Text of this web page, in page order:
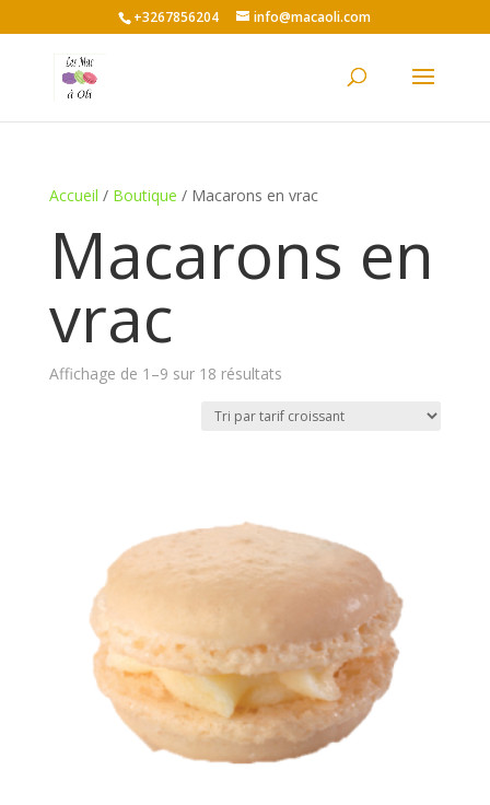
+3267856204 info@macaoli.com
Accueil / Boutique / Macarons en vrac
Macarons en
vrac
Affichage de 1–9 sur 18 résultatsTrié
prix